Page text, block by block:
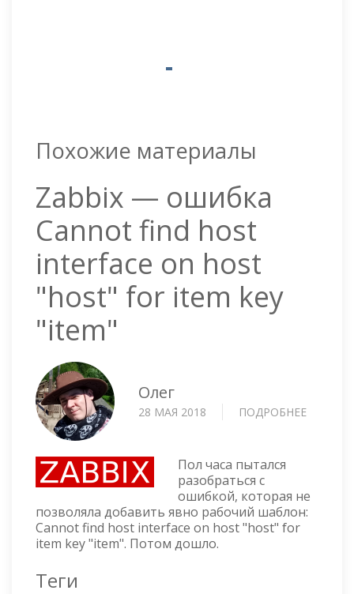
Похожие материалы
Zabbix — ошибка
Cannot find host
interface on host
"host" for item key
"item"
Олег
28 МАЯ 2018 ПОДРОБНЕЕ
FIND
HOST
Пол часа пытался
разобраться с
ошибкой, которая не
позволяла добавить явно рабочий шаблон:
Cannot find host interface on host "host" for
item key "item". Потом дошло.
Теги